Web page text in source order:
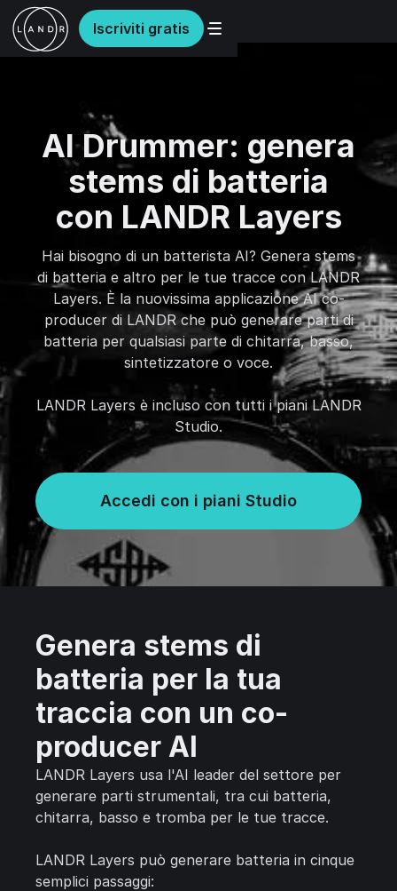
Iscriviti gratis
AI Drummer: genera
stems di batteria
con LANDR Layers
Hai bisogno di un batterista AI? Genera stems
di batteria e altro per le tue tracce con LANDR
Layers. È la nuovissima applicazione AI co-
producer di LANDR che può generare parti di
batteria per qualsiasi parte di chitarra, basso,
sintetizzatore o voce.
LANDR Layers è incluso con tutti i piani LANDR
Studio.
Accedi con i piani Studio
Genera stems di
batteria per la tua
traccia con un co-
producer AI
LANDR Layers usa l'AI leader del settore per
generare parti strumentali, tra cui batteria,
chitarra, basso e tromba per le tue tracce.
LANDR Layers può generare batteria in cinque
semplici passaggi: